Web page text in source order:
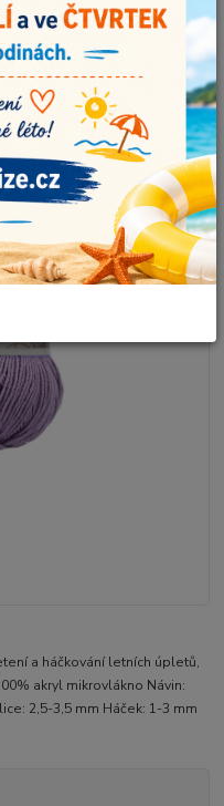
a háčkování letních úpletů,
akryl mikrovlákno Návin:
2,5-3,5 mm Háček: 1-3 mm